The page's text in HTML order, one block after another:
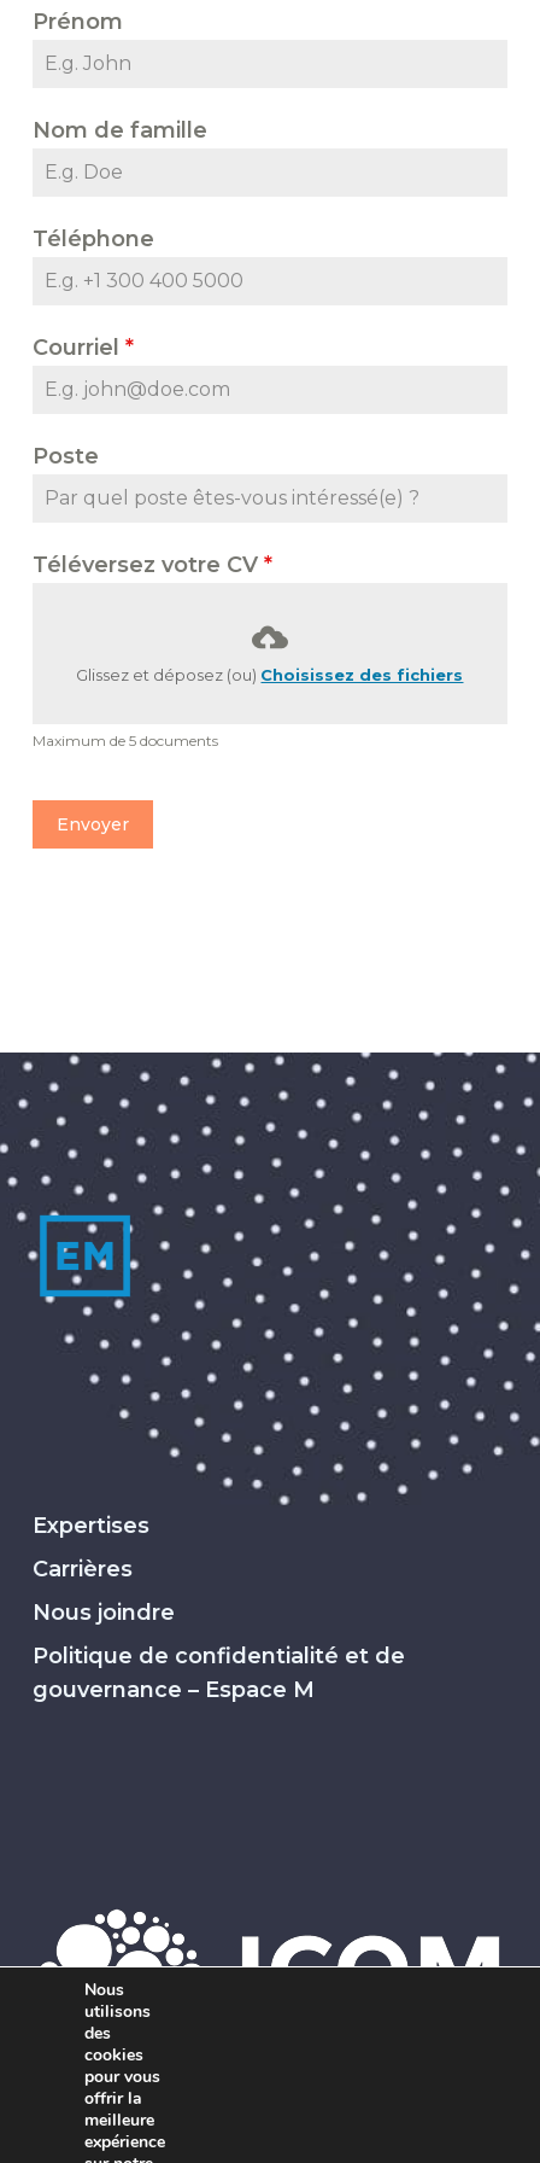
Prénom
Nom de famille
Téléphone
Courriel *
Poste
Téléversez votre CV *
Glissez et déposez (ou) Choisissez des fichiers
Maximum de 5 documents
Envoyer
Expertises
Carrières
Nous joindre
Politique de confidentialité et de
gouvernance – Espace M
Membre de l’ICOM. Le réseau mondial d’agences de marketing
indépendantes et interdisciplinaires.
Nous
utilisons
des
cookies
pour vous
offrir la
meilleure
expérience